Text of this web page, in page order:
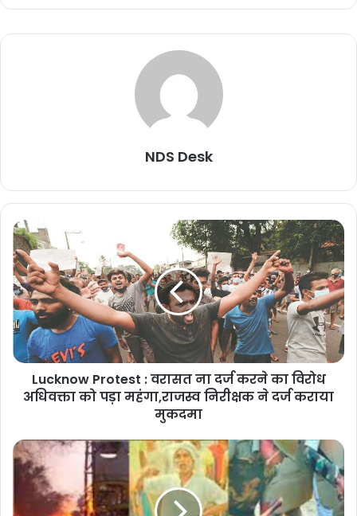
NDS Desk
Lucknow Protest : वरासत ना दर्ज करने का विरोध
अधिवक्ता को पड़ा महंगा,राजस्व निरीक्षक ने दर्ज कराया
मुकदमा